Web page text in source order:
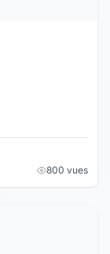
800 vues